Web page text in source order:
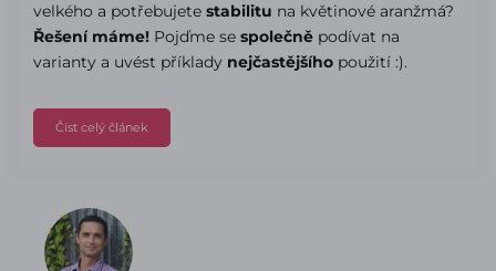
velkého a potřebujete stabilitu na květinové aranžmá?
Řešení máme! Pojďme se společně podívat na
varianty a uvést příklady nejčastějšího použití :).
Číst celý článek